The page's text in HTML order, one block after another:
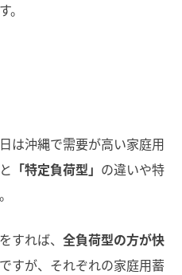
。
は沖縄で需要が高い家庭用
と 「特定負荷型」 の違いや特
すれば、 全負荷型の方が快
すが、それぞれの家庭用蓄